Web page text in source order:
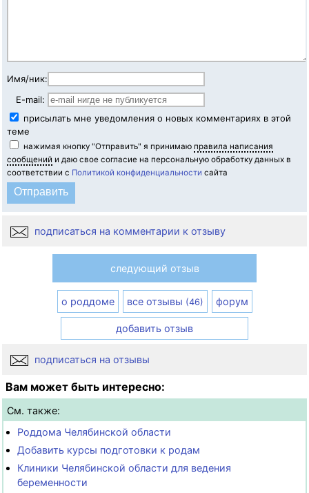
Имя/ник:
E-mail:
присылать мне уведомления о новых комментариях в этой
теме
нажимая кнопку "Отправить" я принимаю правила написания
сообщений и даю свое согласие на персональную обработку данных в
соответствии с Политикой конфиденциальности сайта
подписаться на комментарии к отзыву
следующий отзыв
о роддоме все отзывы (46) форум
добавить отзыв
подписаться на отзывы
Вам может быть интересно:
См. также:
Роддома Челябинской области
Добавить курсы подготовки к родам
Клиники Челябинской области для ведения
беременности